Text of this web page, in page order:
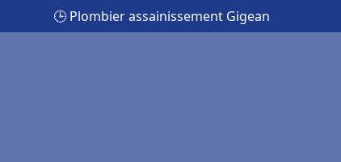
🕒 Plombier assainissement Gigean